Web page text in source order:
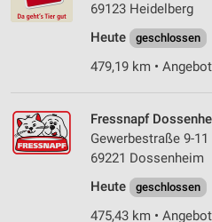
69123 Heidelberg
Heute
geschlossen
479,19 km •
Fressnapf
Gewerbestraße 9-11
69221 Dossenheim
Heute
geschlossen
475,43 km •